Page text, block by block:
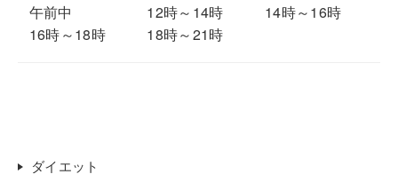
午前中 12時～14時
14時～16時
16時～18時
18時～21時
ダイエット